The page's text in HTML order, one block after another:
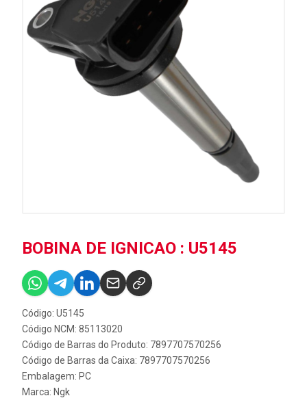
BOBINA DE IGNICAO : U5145
Código: U5145
Código NCM: 85113020
Código de Barras do Produto: 7897707570256
Código de Barras da Caixa: 7897707570256
Embalagem: PC
Marca: Ngk